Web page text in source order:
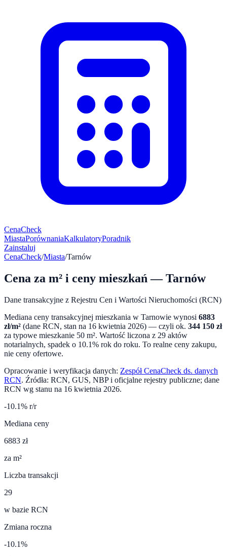
CenaCheck
MiastaPorównaniaKalkulatoryPoradnik
Zainstaluj
CenaCheck/Miasta/Tarnów
Cena za m² i ceny mieszkań —Tarnów
Dane transakcyjne z Rejestru Cen i Wartości Nieruchomości (RCN)
Mediana ceny transakcyjnej mieszkania w Tarnowie wynosi 6883
zł/m² (dane RCN, stan na 16 kwietnia 2026) — czyli ok. 344 150 zł
za typowe mieszkanie 50 m². Wartość liczona z 29 aktów
notarialnych, spadek o 10.1% rok do roku. To realne ceny zakupu,
nie ceny ofertowe.
Opracowanie i weryfikacja danych: Zespół CenaCheck ds. danych
RCN. Źródła: RCN, GUS, NBP i oficjalne rejestry publiczne; dane
RCN wg stanu na 16 kwietnia 2026.
-10.1% r/r
Mediana ceny
6883 zł
za m²
Liczba transakcji
29
w bazie RCN
Zmiana roczna
-10.1%